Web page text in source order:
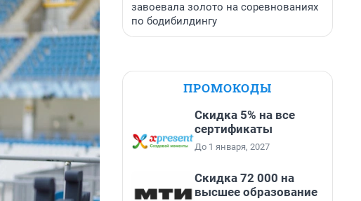
завоевала золото на соревнованиях
по бодибилдингу
ПРОМОКОДЫ
Скидка 5% на все
сертификаты
До 1 января, 2027
Скидка 72 000 на
высшее образование